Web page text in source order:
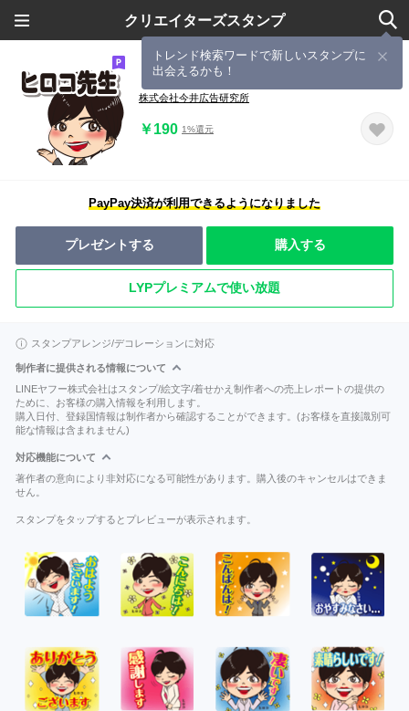
クリエイターズスタンプ
トレンド検索ワードで新しいスタンプに
出会えるかも！
ヒロコ先生
株式会社今井広告研究所
￥190 1%還元
PayPay決済が利用できるようになりました
プレゼントする 購入する
LYPプレミアムで使い放題
スタンプアレンジ/デコレーションに対応
制作者に提供される情報について
LINEヤフー株式会社はスタンプ/絵文字/着せかえ制作者への売上レポートの提供の
ために、お客様の購入情報を利用します。
購入日付、登録国情報は制作者から確認することができます。(お客様を直接識別可
能な情報は含まれません)
対応機能について
著作者の意向により非対応になる可能性があります。購入後のキャンセルはできま
せん。
スタンプをタップするとプレビューが表示されます。